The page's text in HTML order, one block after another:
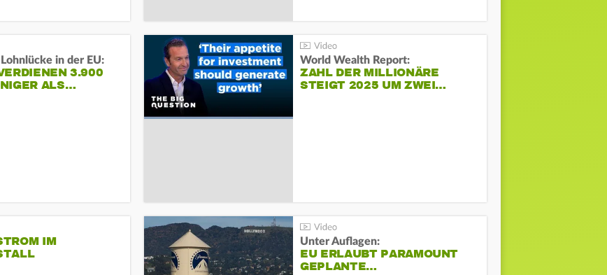
in der EU:
3.900
ALS…
World Wealth Report:
ZAHL DER MILLIONÄRE
STEIGT 2025 UM ZWEI…
IM
Unter Auflagen:
EU ERLAUBT PARAMOUNT
GEPLANTE…